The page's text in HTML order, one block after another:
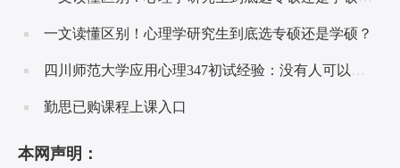
一文读懂区别！心理学研究生到底选专硕还是学硕？
四川师范大学应用心理347初试经验：没有人可以随随便便成功！
勤思已购课程上课入口
本网声明：